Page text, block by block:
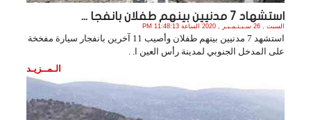
استشهاد 7 مدنيين بينهم طفلان بانفجا ...
السبت , 26 سـبـتـمـبـر , 2020 الساعة 11:48:13 PM
استشهد 7 مدنيين بينهم طفلان وأصيب 11 آخرين بانفجار سيارة مفخخة
على المدخل الجنوبي لمدينة رأس العين ا. .
الـمــزيـد